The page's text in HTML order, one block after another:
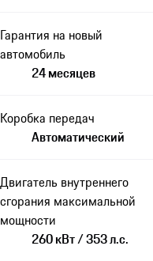
Гарантия на новый
автомобиль
24 месяцев
Коробка передач
Автоматический
Двигатель внутреннего
сгорания максимальной
мощности
260 кВт / 353 л.с.